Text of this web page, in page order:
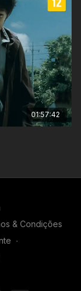
01:57:42
& Condições
∙